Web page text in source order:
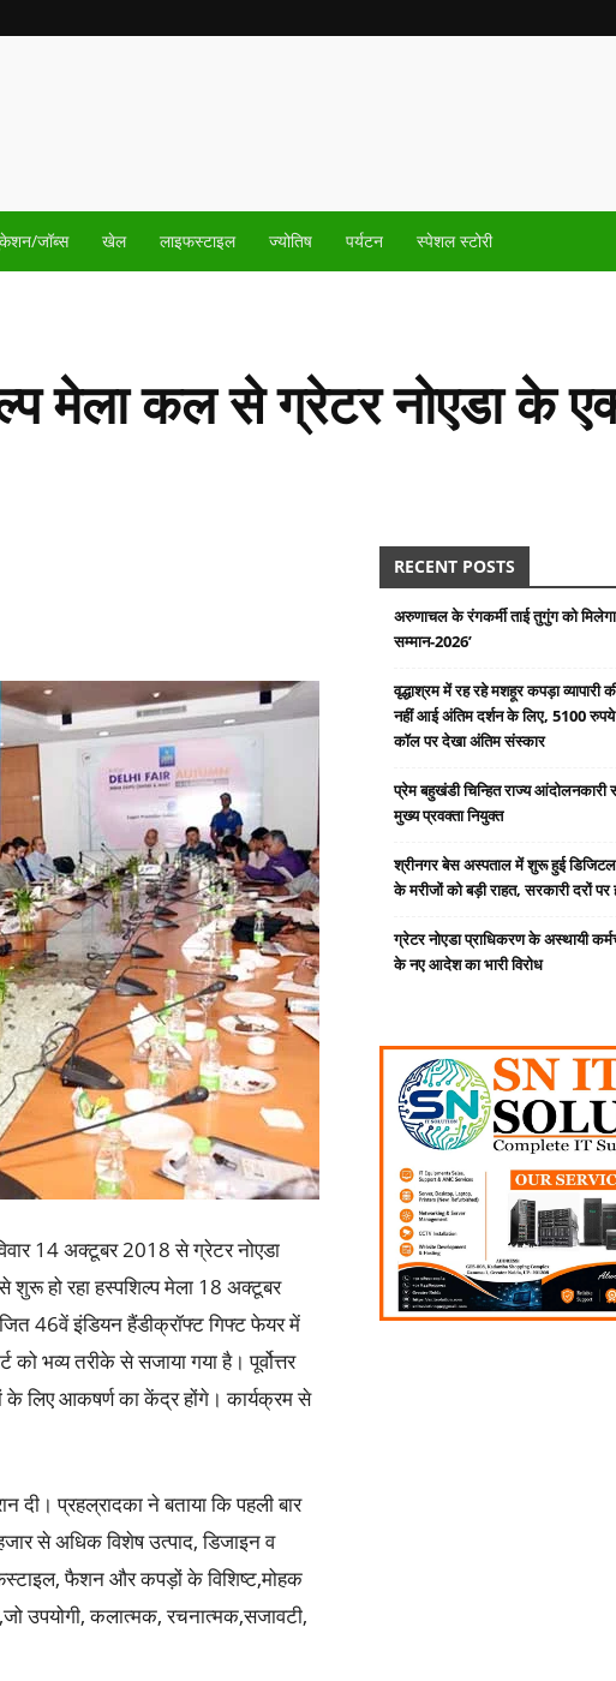
जॉब्स खेल लाइफस्टाइल ज्योतिष पर्यटन स्पेशल स्टोरी
मेला कल से ग्रेटर नोएडा के
14 अक्टूबर 2018 से ग्रेटर नोएडा
शुरू हो रहा हस्पशिल्प मेला 18 अक्टूबर
46वें इंडियन हैंडीक्रॉफ्ट गिफ्ट फेयर में
भव्य तरीके से सजाया गया है। पूर्वोत्तर
के लिए आकषर्ण का केंद्र होंगे। कार्यक्रम से
दी। प्रहल्रादका ने बताया कि पहली बार
से अधिक विशेष उत्पाद, डिजाइन व
फैशन और कपड़ों के विशिष्ट,मोहक
उपयोगी, कलात्मक, रचनात्मक,सजावटी,
RECENT POSTS
अरुणाचल के रंगकर्मी ताई तुगुंग को
सम्मान-2026’
वृद्धाश्रम में रह रहे मशहूर कपड़ा व्यापारी
नहीं आई अंतिम दर्शन के लिए, 5100
कॉल पर देखा अंतिम संस्कार
प्रेम बहुखंडी चिन्हित राज्य
मुख्य प्रवक्ता नियुक्त
श्रीनगर बेस अस्पताल में शुरू हुई
के मरीजों को बड़ी राहत, सरकारी दरों पर
ग्रेटर नोएडा प्राधिकरण के अस्थायी
के नए आदेश का भारी विरोध